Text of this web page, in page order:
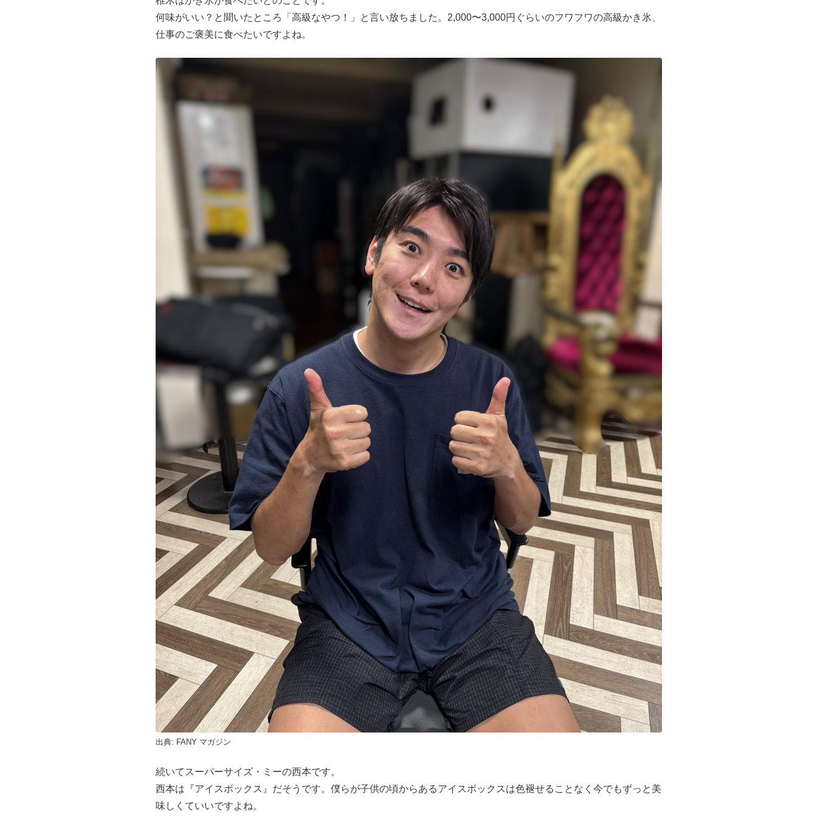
何味がいい？と聞いたところ「高級なやつ！」と言い放ちました。2,000〜3,000円ぐらいのフワフワの高級かき氷、
仕事のご褒美に食べたいですよね。
出典: FANY マガジン
続いてスーパーサイズ・ミーの西本です。
西本は『アイスボックス』だそうです。僕らが子供の頃からあるアイスボックスは色褪せることなく今でもずっと美
味しくていいですよね。